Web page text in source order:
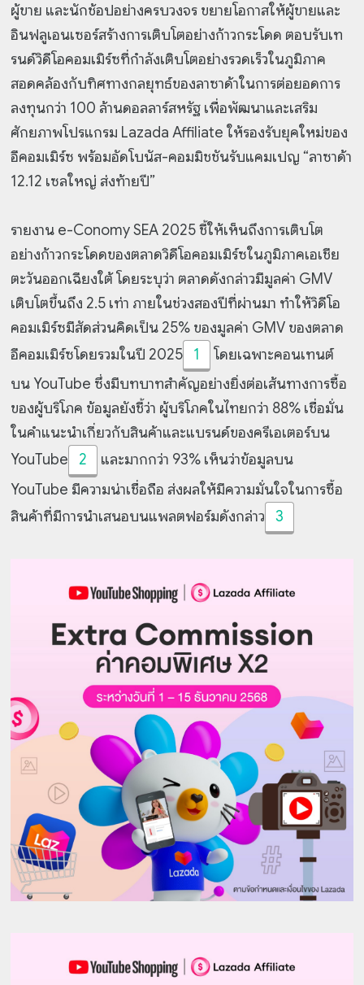
ผู้ขาย และนักช้อปอย่างครบวงจร ขยายโอกาสให้ผู้ขายและ
อินฟลูเอนเซอร์สร้างการเติบโตอย่างก้าวกระโดด ตอบรับเท
รนด์วิดีโอคอมเมิร์ซที่กำลังเติบโตอย่างรวดเร็วในภูมิภาค
สอดคล้องกับทิศทางกลยุทธ์ของลาซาด้าในการต่อยอดการ
ลงทุนกว่า 100 ล้านดอลลาร์สหรัฐ เพื่อพัฒนาและเสริม
ศักยภาพโปรแกรม Lazada Affiliate ให้รองรับยุคใหม่ของ
อีคอมเมิร์ซ พร้อมอัดโบนัส-คอมมิชชันรับแคมเปญ “ลาซาด้า
12.12 เซลใหญ่ ส่งท้ายปี”
รายงาน e-Conomy SEA 2025 ชี้ให้เห็นถึงการเติบโต
อย่างก้าวกระโดดของตลาดวิดีโอคอมเมิร์ซในภูมิภาคเอเชีย
ตะวันออกเฉียงใต้ โดยระบุว่า ตลาดดังกล่าวมีมูลค่า GMV
เติบโตขึ้นถึง 2.5 เท่า ภายในช่วงสองปีที่ผ่านมา ทำให้วิดีโอ
คอมเมิร์ซมีสัดส่วนคิดเป็น 25% ของมูลค่า GMV ของตลาด
อีคอมเมิร์ซโดยรวมในปี 2025
1
โดยเฉพาะคอนเทนต์
บน YouTube ซึ่งมีบทบาทสำคัญอย่างยิ่งต่อเส้นทางการซื้อ
ของผู้บริโภค ข้อมูลยังชี้ว่า ผู้บริโภคในไทยกว่า 88% เชื่อมั่น
ในคำแนะนำเกี่ยวกับสินค้าและแบรนด์ของครีเอเตอร์บน
YouTube
2
และมากกว่า 93% เห็นว่าข้อมูลบน
YouTube มีความน่าเชื่อถือ ส่งผลให้มีความมั่นใจในการซื้อ
สินค้าที่มีการนำเสนอบนแพลตฟอร์มดังกล่าว
3